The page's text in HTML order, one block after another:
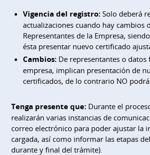
Vigencia del registro:Solo deberá
actualizaciones cuando hay cambios
Representantes de la Empresa,
ésta presentar nuevo certificado
Cambios:De representantes o datos
empresa, implican presentación de
certificados, de lo contrario NO
Tenga presente que:Durante el
realizarán varias instancias de
correo electrónico para poder ajustar la
cargada, así como informar las etapas
durante y final del trámite).